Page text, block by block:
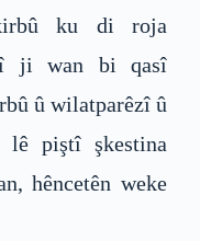
ku di roja
ji wan bi qasî
û wilatparêzî û
lê piştî şkestina
hêncetên weke